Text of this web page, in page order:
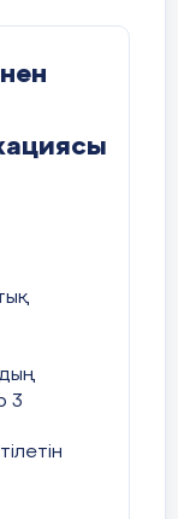
іштей
іштей
бөлімі
Суреттегі барлық
3